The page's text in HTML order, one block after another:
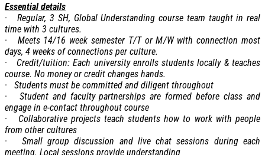
Essential details
· Regular, 3 SH, Global Understanding course team taught in real
time with 3 cultures.
· Meets 14/16 week semester T/T or M/W with connection most
days, 4 weeks of connections per culture.
· Credit/tuition: Each university enrolls students locally & teaches
course. No money or credit changes hands.
· Students must be committed and diligent throughout
· Student and faculty partnerships are formed before class and
engage in e-contact throughout course
· Collaborative projects teach students how to work with people
from other cultures
· Small group discussion and live chat sessions during each
meeting. Local sessions provide understanding